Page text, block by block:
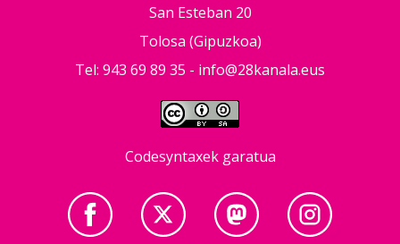
San Esteban 20
Tolosa (Gipuzkoa)
Tel: 943 69 89 35 - info@28kanala.eus
Codesyntaxek garatua